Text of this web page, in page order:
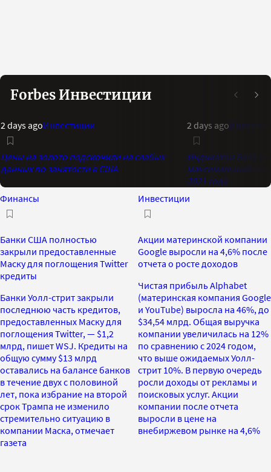
Forbes Инвестиции
2 days agoИнвестиции
Цены на золото подскочили на слабых
данных по занятости в США
2 days ago
Индикатор Bank of
максимальный
2021 года
Финансы
Банки США полностью
закрыли предоставленные
Маску для поглощения Twitter
кредиты
Банки Уолл-стрит закрыли
последнюю часть кредитов,
предоставленных Маску для
поглощения Twitter, — $1,2
млрд, пишет WSJ. Кредиты на
общую сумму $13 млрд
оставались на балансе банков
в течение двух с половиной
лет, пока избрание на второй
срок Трампа не изменило
стремительно ситуацию в
компании Маска, отмечает
газета
Инвестиции
Акции материнской компании
Google выросли на 4,6% после
отчета о росте доходов
Чистая прибыль Alphabet
(материнская компания Google
и YouTube) выросла на 46%, до
$34,54 млрд. Общая выручка
компании увеличилась на 12%
по сравнению с 2024 годом,
что выше ожидаемых Уолл-
стрит 10%. В первую очередь
росли доходы от рекламы и
поисковых услуг. Акции
компании после отчета
выросли в цене на
внебиржевом рынке на 4,6%